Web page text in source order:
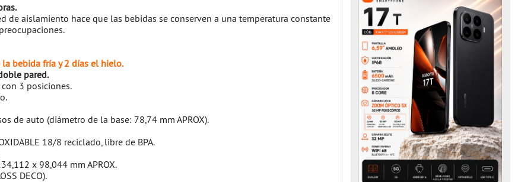
de aislamiento hace que las bebidas se conserven a una temperatura constante
la bebida fría y 2 días el hielo.
pared.
3 posiciones.
de auto (diámetro de la base: 78,74 mm APROX).
18/8 reciclado, libre de BPA.
x 98,044 mm APROX.
DECO).